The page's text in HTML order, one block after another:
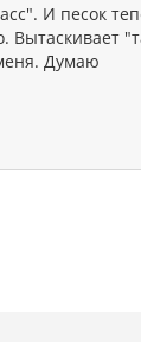
И песок
Вытаскивает
Думаю